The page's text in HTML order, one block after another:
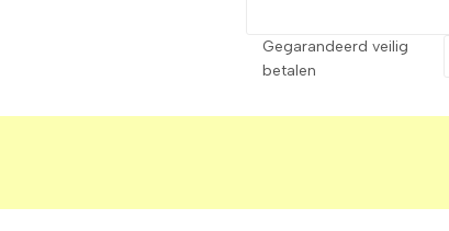
Gegarandeerd veilig
betalen